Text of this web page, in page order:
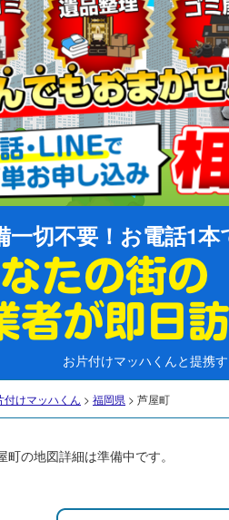
一切不要！お電話1本
お片付けマッハくんと提携
付けマッハくん > 福岡県 > 芦屋町
町の地図詳細は準備中です。